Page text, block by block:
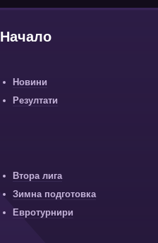
Начало
Новини
Резултати
Втора лига
Зимна подготовка
Евротурнири